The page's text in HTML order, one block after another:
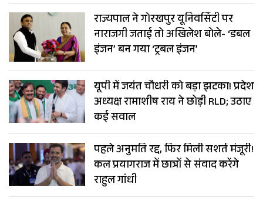
राज्यपाल ने गोरखपुर यूनिवर्सिटी पर
नाराजगी जताई तो अखिलेश बोले- ‘डबल
इंजन’ बन गया ‘ट्रबल इंजन’
यूपी में जयंत चौधरी को बड़ा झटका! प्रदेश
अध्यक्ष रामाशीष राय ने छोड़ी RLD; उठाए
कई सवाल
पहले अनुमति रद्द, फिर मिली सशर्त मंजूरी!
कल प्रयागराज में छात्रों से संवाद करेंगे
राहुल गांधी